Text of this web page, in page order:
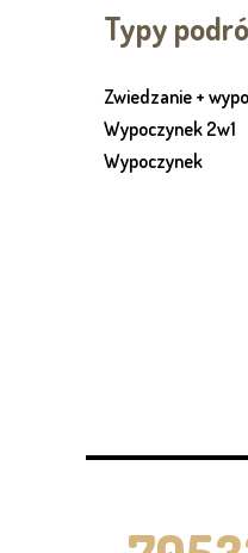
Typy
Zwiedzanie +
Wypoczynek 2w1
Wypoczynek